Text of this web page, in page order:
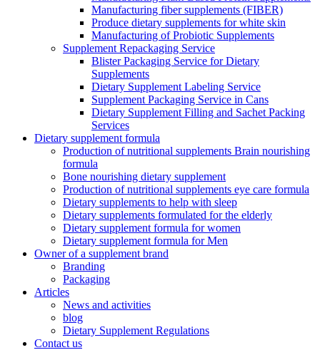
Manufacturing fiber supplements (FIBER)
Produce dietary supplements for white skin
Manufacturing of Probiotic Supplements
Supplement Repackaging Service
Blister Packaging Service for Dietary
Supplements​
Dietary Supplement Labeling Service
Supplement Packaging Service in Cans
Dietary Supplement Filling and Sachet Packing
Services
Dietary supplement formula
Production of nutritional supplements Brain nourishing
formula
Bone nourishing dietary supplement
Production of nutritional supplements eye care formula
Dietary supplements to help with sleep
Dietary supplements formulated for the elderly
Dietary supplement formula for women
Dietary supplement formula for Men
Owner of a supplement brand
Branding
Packaging
Articles
News and activities
blog
Dietary Supplement Regulations
Contact us